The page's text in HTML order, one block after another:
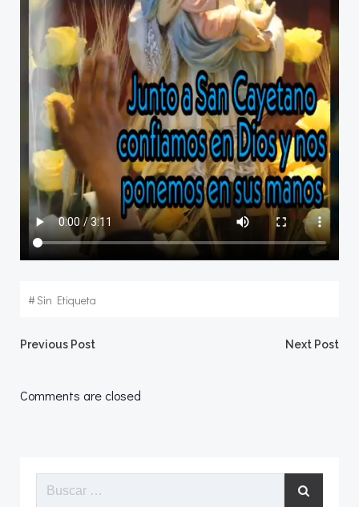
#Sin Etiqueta
Navegación
por
entradas
Previous Post
entradas
Next Post
Comments are closed
Buscar: